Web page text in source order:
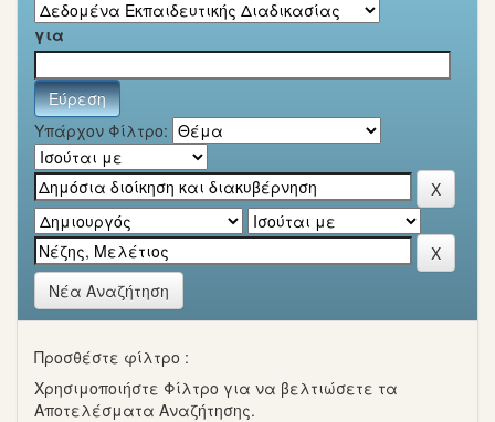
για
Υπάρχον Φίλτρο:
Νέα Αναζήτηση
Προσθέστε φίλτρο :
Χρησιμοποιήστε Φίλτρο για να βελτιώσετε τα
Αποτελέσματα Αναζήτησης.